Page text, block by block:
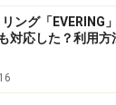
ング「EVERING
対応した？利用方